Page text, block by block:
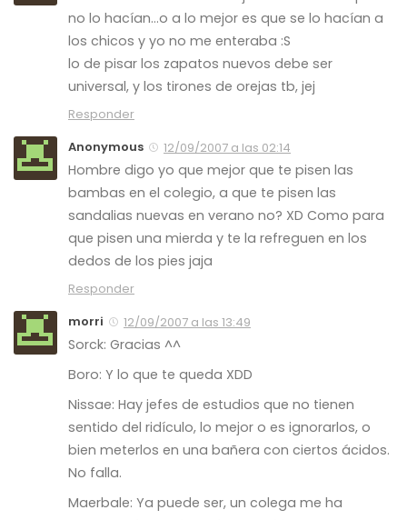
no lo hacían…o a lo mejor es que se lo hacían a
los chicos y yo no me enteraba :S
lo de pisar los zapatos nuevos debe ser
universal, y los tirones de orejas tb, jej
Responder
Anonymous
12/09/2007 a las 02:14
Hombre digo yo que mejor que te pisen las
bambas en el colegio, a que te pisen las
sandalias nuevas en verano no? XD Como para
que pisen una mierda y te la refreguen en los
dedos de los pies jaja
Responder
morri
12/09/2007 a las 13:49
Sorck: Gracias ^^
Boro: Y lo que te queda XDD
Nissae: Hay jefes de estudios que no tienen
sentido del ridículo, lo mejor o es ignorarlos, o
bien meterlos en una bañera con ciertos ácidos.
No falla.
Maerbale: Ya puede ser, un colega me ha